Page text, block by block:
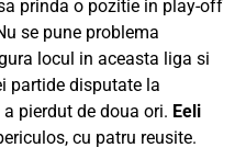
prinda o pozitie in play-off
se pune problema
locul in aceasta liga si
partide disputate la
pierdut de doua ori. Eeli
cu patru reusite.